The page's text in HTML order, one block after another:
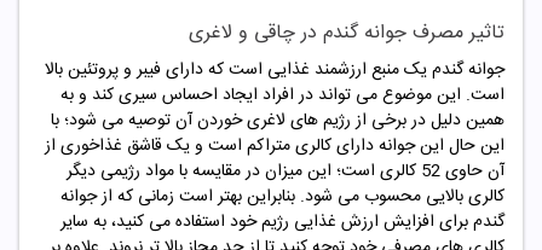
تاثیر مصرف جوانه گندم در چاقی و لاغری
جوانه گندم یک منبع ارزشمند غذایی است که دارای فیبر و پروتئین بالا
است. این موضوع می تواند در افراد ایجاد احساس سیری کند و به
همین دلیل در برخی از رژیم های لاغری خوردن آن توصیه می شود؛ با
این حال این جوانه دارای کالری متراکم است و یک قاشق غذاخوری از
آن حاوی 52 کالری است؛ این میزان در مقایسه با مواد رژیمی دیگر
کالری بالایی محسوب می شود. بنابراین بهتر است زمانی که از جوانه
گندم برای افزایش ارزش غذایی رژیم خود استفاده می کنید، به سایر